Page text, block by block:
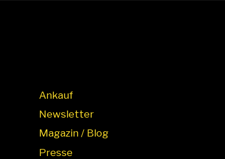
Ankauf
Newsletter
Magazin / Blog
Presse